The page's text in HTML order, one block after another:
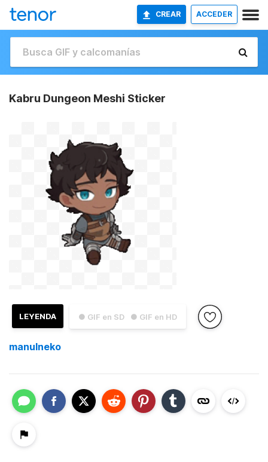
CREAR ACCEDER
Kabru Dungeon Meshi Sticker
● GIF en SD ● GIF en HD
LEYENDA
manulneko